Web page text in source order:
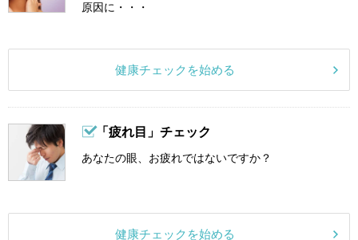
原因に・・・
健康チェックを始める
「疲れ目」チェック
あなたの眼、お疲れではないですか？
健康チェックを始める